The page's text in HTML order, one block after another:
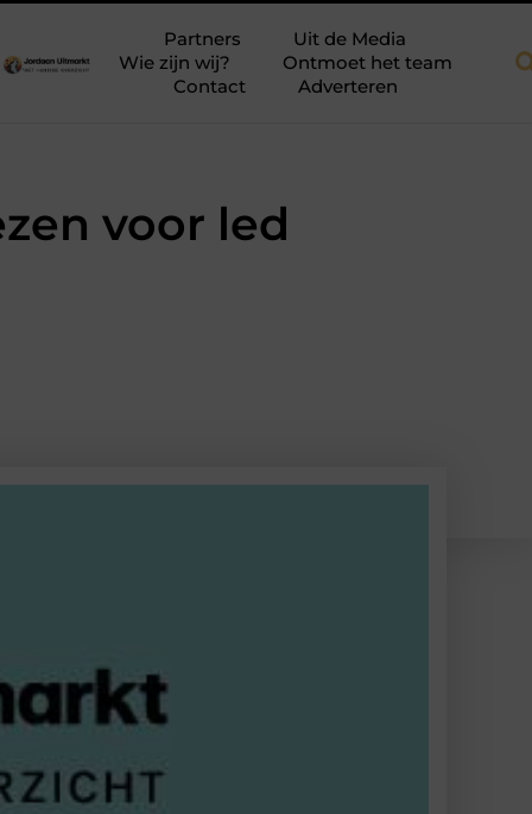
Partners
Uit de Media
Wie zijn wij?
Ontmoet het team
Contact
Adverteren
voor led